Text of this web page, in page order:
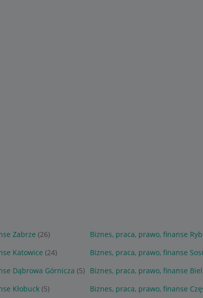
Zabrze (26) Biznes, praca, prawo, finanse
Katowice (24) Biznes, praca, prawo, finanse
Dąbrowa Górnicza (5) Biznes, praca, prawo, finanse
Kłobuck (5) Biznes, praca, prawo, finanse